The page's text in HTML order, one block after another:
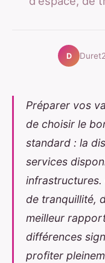
D Duret
Préparer vos
de choisir le
standard : la
services
infrastructures.
de tranquillité,
meilleur
différences
profiter